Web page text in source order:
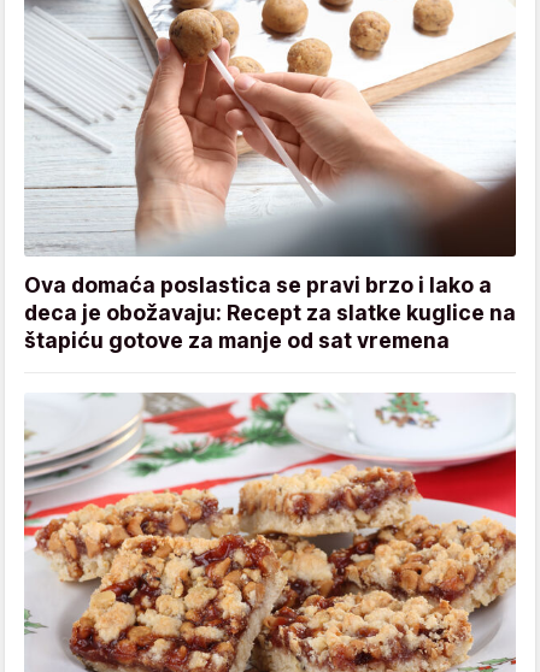
Ova domaća poslastica se pravi brzo i lako a
deca je obožavaju: Recept za slatke kuglice na
štapiću gotove za manje od sat vremena